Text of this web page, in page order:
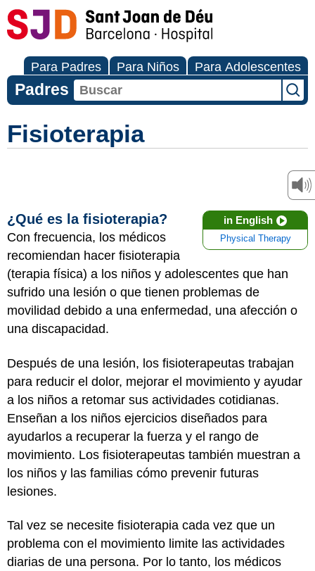
Para Padres Para Niños Para Adolescentes
Padres
Fisioterapia
in English
Physical Therapy
¿Qué es la fisioterapia?
Con frecuencia, los médicos
recomiendan hacer fisioterapia
(terapia física) a los niños y adolescentes que han
sufrido una lesión o que tienen problemas de
movilidad debido a una enfermedad, una afección o
una discapacidad.
Después de una lesión, los fisioterapeutas trabajan
para reducir el dolor, mejorar el movimiento y ayudar
a los niños a retomar sus actividades cotidianas.
Enseñan a los niños ejercicios diseñados para
ayudarlos a recuperar la fuerza y el rango de
movimiento. Los fisioterapeutas también muestran a
los niños y las familias cómo prevenir futuras
lesiones.
Tal vez se necesite fisioterapia cada vez que un
problema con el movimiento limite las actividades
diarias de una persona. Por lo tanto, los médicos